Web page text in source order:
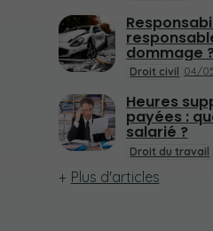
Droit civil 04/
dommage ?
Droit du travail
Heures
payées :
salarié ?
Plus d'articles